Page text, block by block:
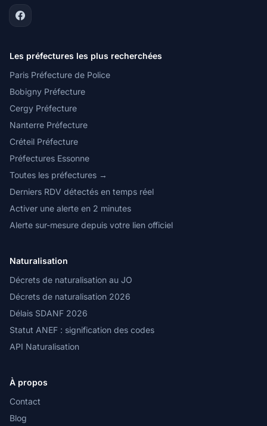
Les préfectures les plus recherchées
Paris Préfecture de Police
Bobigny Préfecture
Cergy Préfecture
Nanterre Préfecture
Créteil Préfecture
Préfectures Essonne
Toutes les préfectures →
Derniers RDV détectés en temps réel
Activer une alerte en 2 minutes
Alerte sur-mesure depuis votre lien officiel
Naturalisation
Décrets de naturalisation au JO
Décrets de naturalisation 2026
Délais SDANF 2026
Statut ANEF : signification des codes
API Naturalisation
À propos
Contact
Blog